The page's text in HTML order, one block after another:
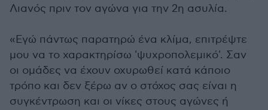
Λιανός πριν τον αγώνα για την 2η ασυλία.
«Εγώ πάντως παρατηρώ ένα κλίμα, επιτρέψτε
μου να το χαρακτηρίσω 'ψυχροπολεμικό'. Σαν
οι ομάδες να έχουν οχυρωθεί κατά κάποιο
τρόπο και δεν ξέρω αν ο στόχος σας είναι η
συγκέντρωση και οι νίκες στους αγώνες ή